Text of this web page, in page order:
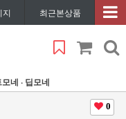
최근본상품
네 · 딥모네
0